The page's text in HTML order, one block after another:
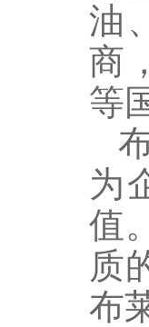
油
商
等
为
值
质
布